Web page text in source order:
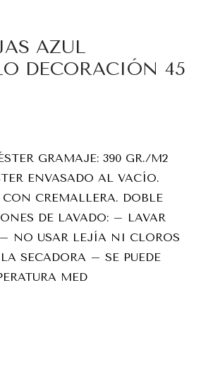
AZUL
DECORACIÓN 45
GRAMAJE: 390 GR./M2
ENVASADO AL VACÍO.
CON CREMALLERA. DOBLE
DE LAVADO: – LAVAR
NO USAR LEJÍA NI CLOROS
SECADORA – SE PUEDE
MED